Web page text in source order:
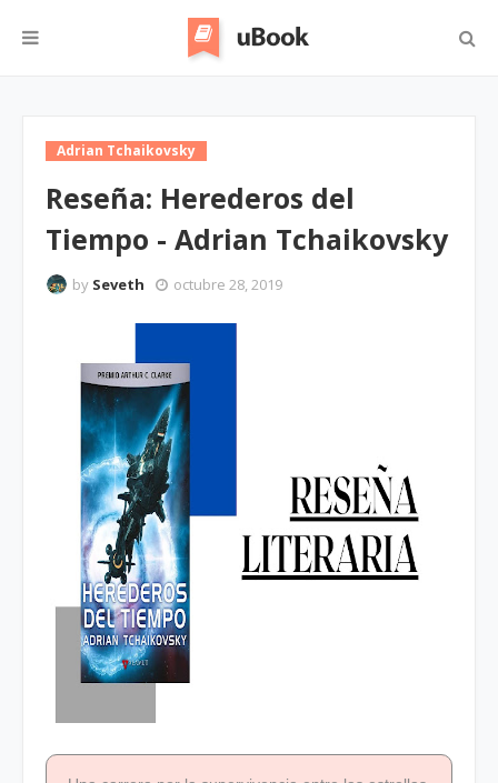
Adrian Tchaikovsky
Reseña: Herederos del
Tiempo - Adrian Tchaikovsky
by Seveth octubre 28, 2019